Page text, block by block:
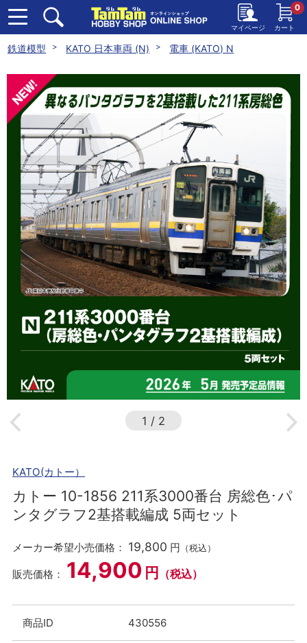
マイページ カート
0
鉄道模型 KATO 日本車両 (N) 電車 (KATO) N
1 / 2
KATO(カトー）
カトー 10-1856 211系3000番台 房総色･パ
ンタグラフ2基搭載編成 5両セット
メーカー希望小売価格： 19,800 円 （税込）
販売価格： 14,900 円 （税込）
商品ID 430556